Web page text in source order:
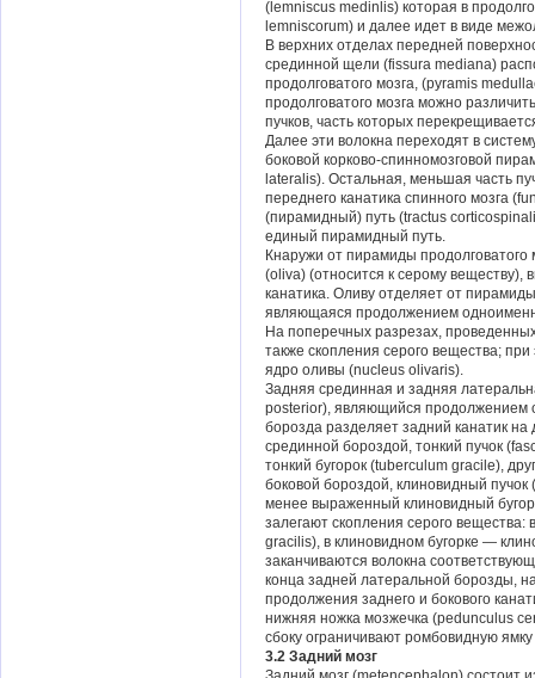
(lemniscus medinlis) которая в
lemniscorum) и далее идет в виде
В верхних отделах передней
срединной щели (fissura mediana)
продолговатого мозга, (pyramis
продолговатого мозга можно
пучков, часть которых
Далее эти волокна переходят в
боковой корково-спинномозговой
lateralis). Остальная, меньшая часть
переднего канатика спинного мозга
(пирамидный) путь (tractus
единый пирамидный путь.
Кнаружи от пирамиды
(oliva) (относится к серому
канатика. Оливу отделяет от
являющаяся продолжением
На поперечных разрезах,
также скопления серого вещества;
ядро оливы (nucleus olivaris).
Задняя срединная и задняя
posterior), являющийся продолжением
борозда разделяет задний канатик
срединной бороздой, тонкий пучок
тонкий бугорок (tuberculum gracile),
боковой бороздой, клиновидный
менее выраженный клиновидный
залегают скопления серого вещества:
gracilis), в клиновидном бугорке —
заканчиваются волокна
конца задней латеральной борозды,
продолжения заднего и бокового
нижняя ножка мозжечка (pedunculus
сбоку ограничивают ромбовидную
3.2 Задний мозг